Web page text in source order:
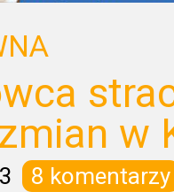
w
8 komentarzy